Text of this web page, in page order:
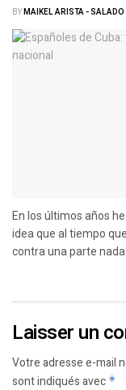
BYMAIKEL ARISTA - SALADO
En los últimos años
idea que al tiempo
contra una parte nada
Laisser un
Votre adresse e-mail
sont indiqués avec *